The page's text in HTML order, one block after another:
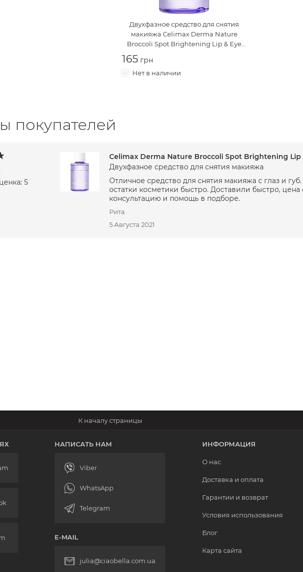
Двухфазное средство для снятия
макияжа Celimax Derma Nature
Broccoli Spot Brightening Lip & Eye
165
покупателей
5
Celimax Derma Nature Broccoli Spot Brightening Lip
Двухфазное средство для снятия макияжа
Отличное средство для снятия макияжа с глаз и
остатки косметики быстро. Доставили быстро,
консультацию и помощь в подборе.
Рита
5 Августа 2021
НАПИСАТЬ НАМ
E-MAIL
julia@ciaobella.com.ua
ИНФОРМАЦИЯ
О нас
Доставка и оплата
Гарантии и возврат
Условия использования
Блог
Карта сайта